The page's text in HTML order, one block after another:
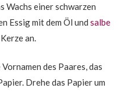
Wachs einer schwarzen
Essig mit dem Öl und salbe
an.
des Paares, das
Drehe das Papier um